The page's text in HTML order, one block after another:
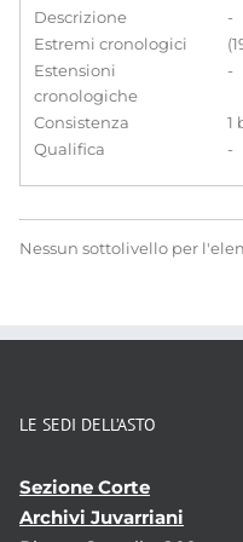
Descrizione
-
Estremi cronologici
Estensioni
cronologiche
-
Consistenza
1
Qualifica
-
Nessun sottolivello per
LE SEDI DELL’ASTO
Sezione Corte
Archivi Juvarriani